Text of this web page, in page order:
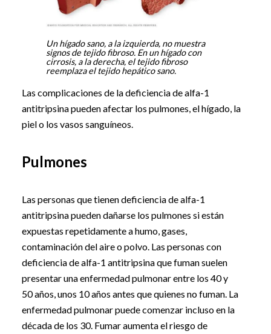
Un hígado sano, a la izquierda, no muestra
signos de tejido fibroso. En un hígado con
cirrosis, a la derecha, el tejido fibroso
reemplaza el tejido hepático sano.
Las complicaciones de la deficiencia de alfa-1
antitripsina pueden afectar los pulmones, el hígado, la
piel o los vasos sanguíneos.
Pulmones
Las personas que tienen deficiencia de alfa-1
antitripsina pueden dañarse los pulmones si están
expuestas repetidamente a humo, gases,
contaminación del aire o polvo. Las personas con
deficiencia de alfa-1 antitripsina que fuman suelen
presentar una enfermedad pulmonar entre los 40 y
50 años, unos 10 años antes que quienes no fuman. La
enfermedad pulmonar puede comenzar incluso en la
década de los 30. Fumar aumenta el riesgo de